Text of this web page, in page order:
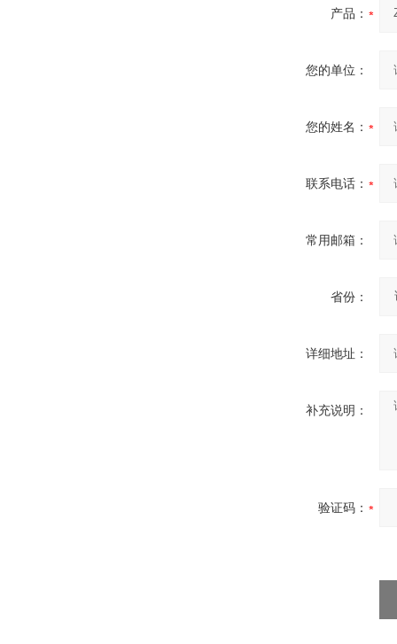
产品：
您的单位：
您的姓名：
联系电话：
常用邮箱：
省份：
详细地址：
补充说明：
验证码：